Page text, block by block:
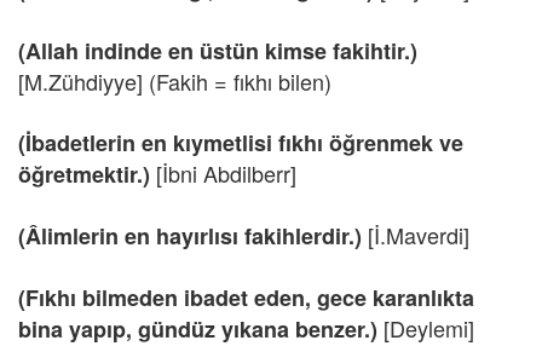
(Allah indinde en üstün kimse fakihtir.)
[M.Zühdiyye] (Fakih = fıkhı bilen)
(İbadetlerin en kıymetlisi fıkhı öğrenmek ve
öğretmektir.) [İbni Abdilberr]
(Âlimlerin en hayırlısı fakihlerdir.) [İ.Maverdi]
(Fıkhı bilmeden ibadet eden, gece karanlıkta
bina yapıp, gündüz yıkana benzer.) [Deylemi]